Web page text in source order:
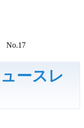
No.17
ースレ